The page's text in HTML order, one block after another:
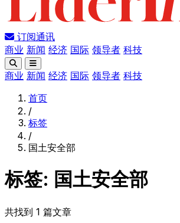
订阅通讯
商业 新闻 经济 国际 领导者 科技
商业 新闻 经济 国际 领导者 科技
首页
/
标签
/
国土安全部
标签: 国土安全部
共找到 1 篇文章